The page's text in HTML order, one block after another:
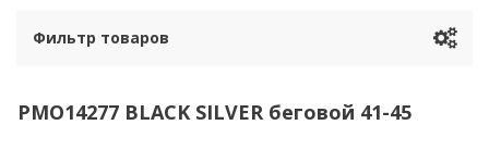
Фильтр товаров
PMO14277 BLACK SILVER беговой 41-45